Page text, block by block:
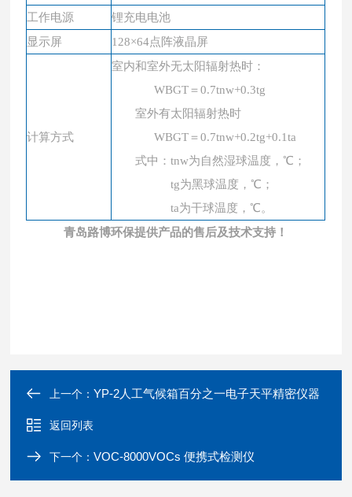
工作电源
锂充电电池
显示屏
128×64点阵液晶屏
计算方式
室内和室外无太阳辐射热时：
WBGT＝0.7tnw+0.3tg
室外有太阳辐射热时
WBGT＝0.7tnw+0.2tg+0.1ta
式中：tnw为自然湿球温度，℃；
tg为黑球温度，℃；
ta为干球温度，℃。
青岛路博环保提供产品的售后及技术支持！
上一个：YP-2人工气候箱百分之一电子天平精密仪器
返回列表
下一个：VOC-8000VOCs 便携式检测仪